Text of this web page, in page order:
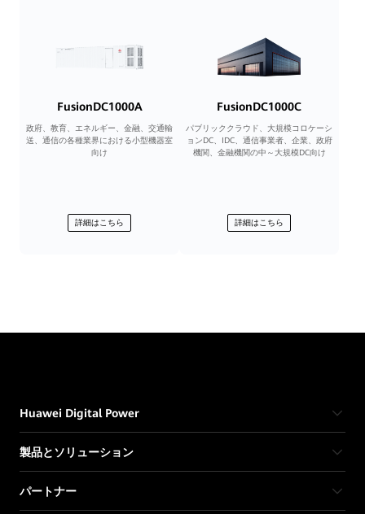
FusionDC1000A
政府、教育、エネルギー、金融、交通輸
送、通信の各種業界における小型機器室
向け
詳細はこちら
FusionDC1000C
パブリッククラウド、大規模コロケーシ
ョンDC、IDC、通信事業者、企業、政府
機関、金融機関の中～大規模DC向け
詳細はこちら
Huawei Digital Power
製品とソリューション
パートナー